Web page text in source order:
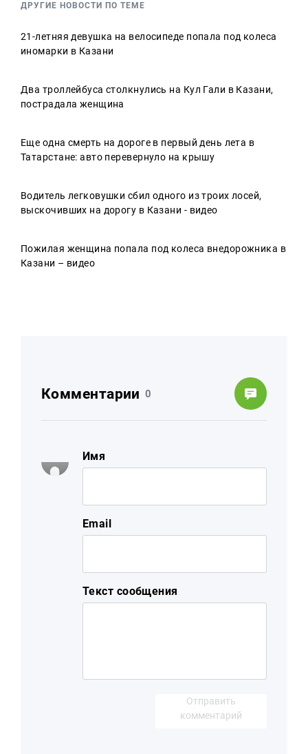
ДРУГИЕ НОВОСТИ ПО ТЕМЕ
21-летняя девушка на велосипеде попала под колеса
иномарки в Казани
Два троллейбуса столкнулись на Кул Гали в Казани,
пострадала женщина
Еще одна смерть на дороге в первый день лета в
Татарстане: авто перевернуло на крышу
Водитель легковушки сбил одного из троих лосей,
выскочивших на дорогу в Казани - видео
Пожилая женщина попала под колеса внедорожника в
Казани – видео
Комментарии 0
Имя
Email
Текст сообщения
Отправить
комментарий